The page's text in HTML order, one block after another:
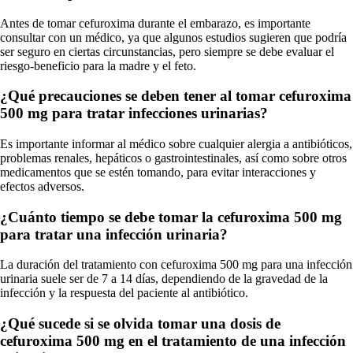
Antes de tomar cefuroxima durante el embarazo, es importante
consultar con un médico, ya que algunos estudios sugieren que podría
ser seguro en ciertas circunstancias, pero siempre se debe evaluar el
riesgo-beneficio para la madre y el feto.
¿Qué precauciones se deben tener al tomar cefuroxima
500 mg para tratar infecciones urinarias?
Es importante informar al médico sobre cualquier alergia a antibióticos,
problemas renales, hepáticos o gastrointestinales, así como sobre otros
medicamentos que se estén tomando, para evitar interacciones y
efectos adversos.
¿Cuánto tiempo se debe tomar la cefuroxima 500 mg
para tratar una infección urinaria?
La duración del tratamiento con cefuroxima 500 mg para una infección
urinaria suele ser de 7 a 14 días, dependiendo de la gravedad de la
infección y la respuesta del paciente al antibiótico.
¿Qué sucede si se olvida tomar una dosis de
cefuroxima 500 mg en el tratamiento de una infección